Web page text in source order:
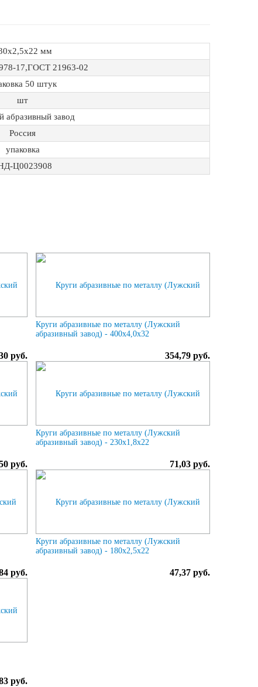
мм
17,ГОСТ 21963-02
50 штук
шт
абразивный завод
Россия
упаковка
Ц0023908
руб.
Круги абразивные по металлу (Лужский
абразивный завод) - 400х4,0х32
354,79 руб.
руб.
Круги абразивные по металлу (Лужский
абразивный завод) - 230х1,8х22
71,03 руб.
руб.
Круги абразивные по металлу (Лужский
абразивный завод) - 180х2,5х22
47,37 руб.
руб.